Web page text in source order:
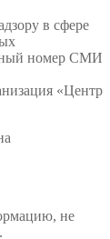
в сфере
номер СМИ
«Центр
не